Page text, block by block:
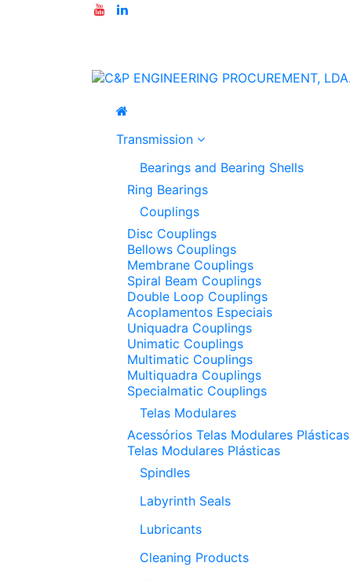
Transmission
Bearings and Bearing Shells
Ring Bearings
Couplings
Disc Couplings
Bellows Couplings
Membrane Couplings
Spiral Beam Couplings
Double Loop Couplings
Acoplamentos Especiais
Uniquadra Couplings
Unimatic Couplings
Multimatic Couplings
Multiquadra Couplings
Specialmatic Couplings
Telas Modulares
Acessórios Telas Modulares Plásticas
Telas Modulares Plásticas
Spindles
Labyrinth Seals
Lubricants
Cleaning Products